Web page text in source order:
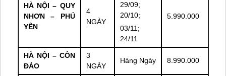
HÀ NỘI – QUY
NHƠN – PHÚ
YÊN
4
NGÀY
29/09;
20/10;
03/11;
24/11
5.990.000
HÀ NỘI – CÔN
ĐẢO
3
NGÀY
Hàng Ngày 8.990.000